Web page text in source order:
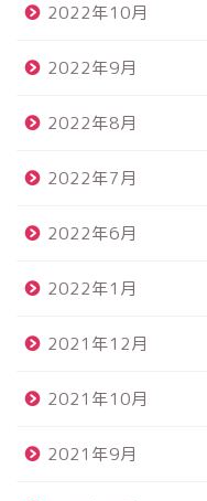
2022年10月
2022年9月
2022年8月
2022年7月
2022年6月
2022年1月
2021年12月
2021年10月
2021年9月